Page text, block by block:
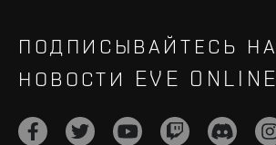
ПОДПИСЫВАЙТЕСЬ НА
НОВОСТИ EVE ONLINE